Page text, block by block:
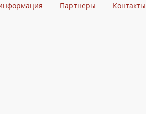
Партнеры Контакты